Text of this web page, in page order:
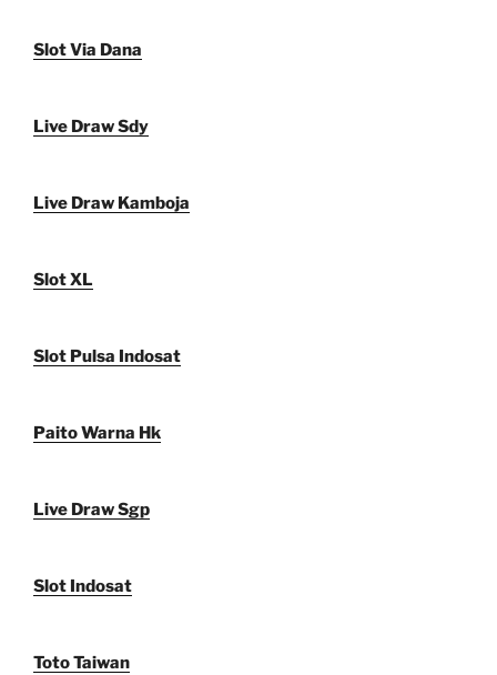
Slot Via Dana
Live Draw Sdy
Live Draw Kamboja
Slot XL
Slot Pulsa Indosat
Paito Warna Hk
Live Draw Sgp
Slot Indosat
Toto Taiwan